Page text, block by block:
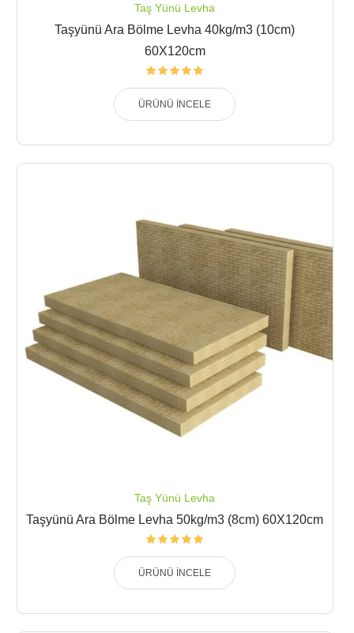
Taş Yünü Levha
Taşyünü Ara Bölme Levha 40kg/m3 (10cm)
60X120cm
ÜRÜNÜ İNCELE
Taş Yünü Levha
Taşyünü Ara Bölme Levha 50kg/m3 (8cm) 60X120cm
ÜRÜNÜ İNCELE